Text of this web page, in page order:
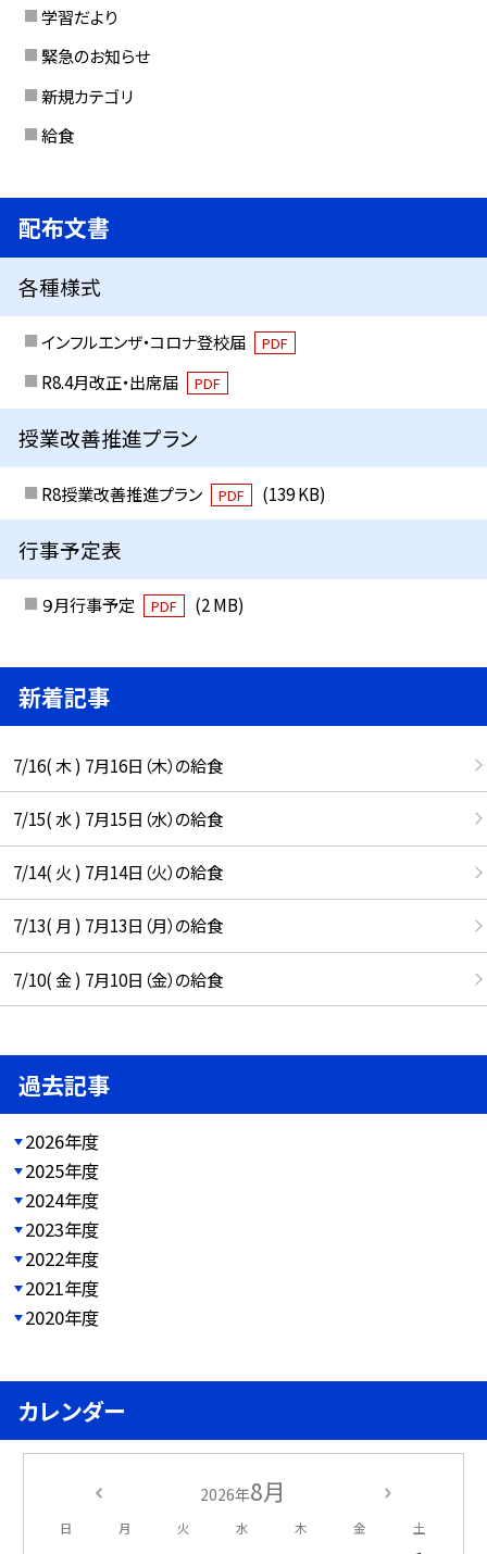
学習だより
緊急のお知らせ
新規カテゴリ
給食
配布文書
各種様式
インフルエンザ・コロナ登校届 PDF
R8.4月改正・出席届 PDF
授業改善推進プラン
R8授業改善推進プラン PDF (139 KB)
行事予定表
９月行事予定 PDF (2 MB)
新着記事
7/16( 木 ) 7月16日（木）の給食
7/15( 水 ) 7月15日（水）の給食
7/14( 火 ) 7月14日（火）の給食
7/13( 月 ) 7月13日（月）の給食
7/10( 金 ) 7月10日（金）の給食
過去記事
2026年度
2025年度
2024年度
2023年度
2022年度
2021年度
2020年度
カレンダー
2026年8月
日 月 火 水 木 金 土